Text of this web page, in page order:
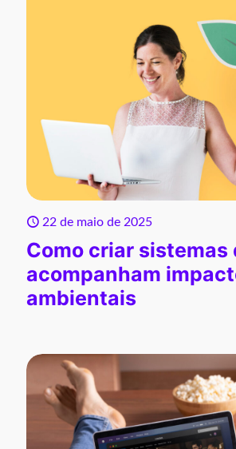
22 de maio de 2025
Como criar sistemas
acompanham
ambientais